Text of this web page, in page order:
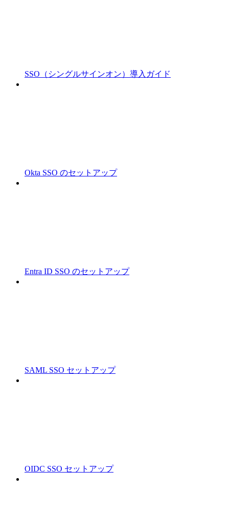
SSO（シングルサインオン）導入ガイド
Okta SSO のセットアップ
Entra ID SSO のセットアップ
SAML SSO セットアップ
OIDC SSO セットアップ